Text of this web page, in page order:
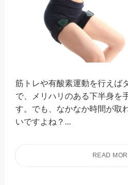
筋トレや有酸素運動を行えば
で、メリハリのある下半身を
す。でも、なかなか時間が取
いですよね？...